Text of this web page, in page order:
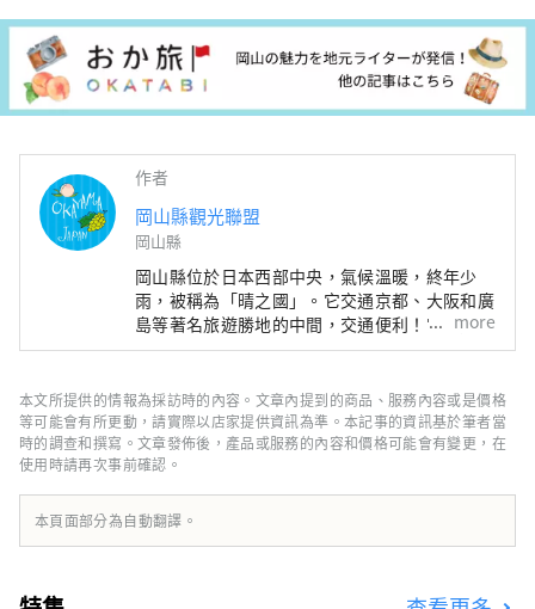
作者
岡山縣觀光聯盟
岡山縣
岡山縣位於日本西部中央，氣候溫暖​​，終年少
雨，被稱為「晴之國」。它交通京都、大阪和廣
島等著名旅遊勝地的中間，交通便利！它也是經
由瀨戶通往四國的門戶。 岡山縣也被稱為“水
水果，無論甜度、香氣還是風味，都是最高品質
的。 您可以品嚐白桃、麝香葡萄、先鋒葡萄等
當季水果！ 岡山還擁有世界級的旅遊景點，包
括岡山城、日本三大名園之一的岡山後樂園以及
擁有歷史、文化和藝術的倉敷美觀地區！
more
本文所提供的情報為採訪時的內容。文章內提到的商品、服務內容或是價格
等可能會有所更動，請實際以店家提供資訊為準。本記事的資訊基於筆者當
時的調查和撰寫。文章發佈後，產品或服務的內容和價格可能會有變更，在
使用時請再次事前確認。
本頁面部分為自動翻譯。